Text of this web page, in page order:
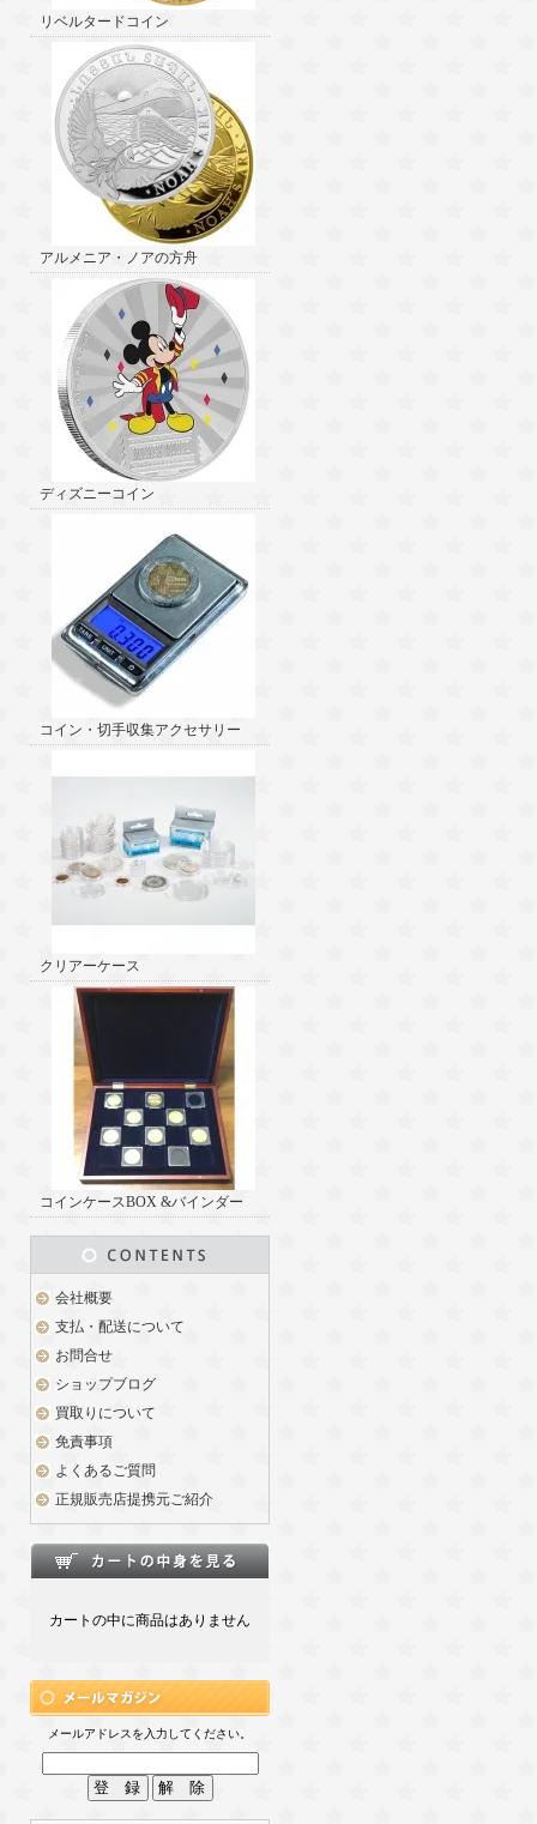
リベルタードコイン
アルメニア・ノアの方舟
ディズニーコイン
コイン・切手収集アクセサリー
クリアーケース
コインケースBOX &バインダー
会社概要
支払・配送について
お問合せ
ショップブログ
買取りについて
免責事項
よくあるご質問
正規販売店提携元ご紹介
カートの中に商品はありません
メールアドレスを入力してください。